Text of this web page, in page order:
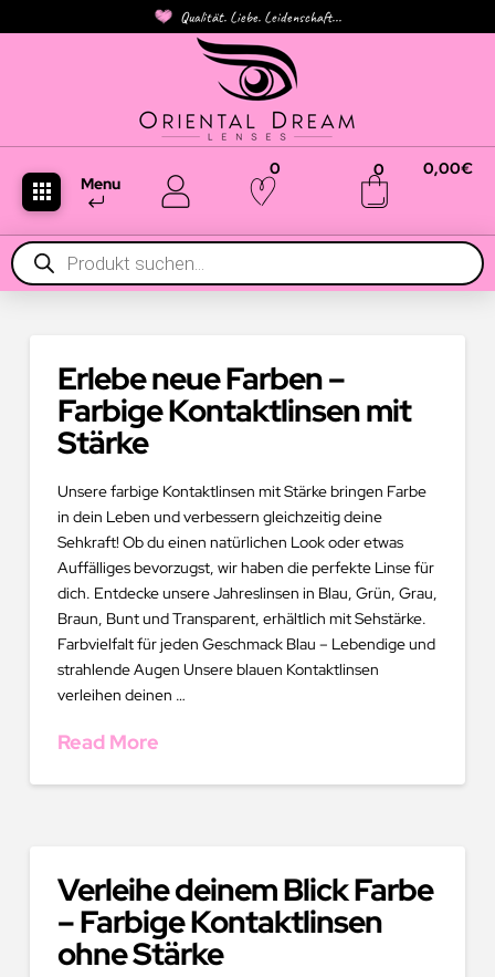
Qualität. Liebe. Leidenschaft...
Menu
0 0 0,00€
Products
search
Erlebe neue Farben –
Farbige Kontaktlinsen mit
Stärke
Unsere farbige Kontaktlinsen mit Stärke bringen Farbe
in dein Leben und verbessern gleichzeitig deine
Sehkraft! Ob du einen natürlichen Look oder etwas
Auffälliges bevorzugst, wir haben die perfekte Linse für
dich. Entdecke unsere Jahreslinsen in Blau, Grün, Grau,
Braun, Bunt und Transparent, erhältlich mit Sehstärke.
Farbvielfalt für jeden Geschmack Blau – Lebendige und
strahlende Augen Unsere blauen Kontaktlinsen
verleihen deinen …
Read More
Verleihe deinem Blick Farbe
– Farbige Kontaktlinsen
ohne Stärke